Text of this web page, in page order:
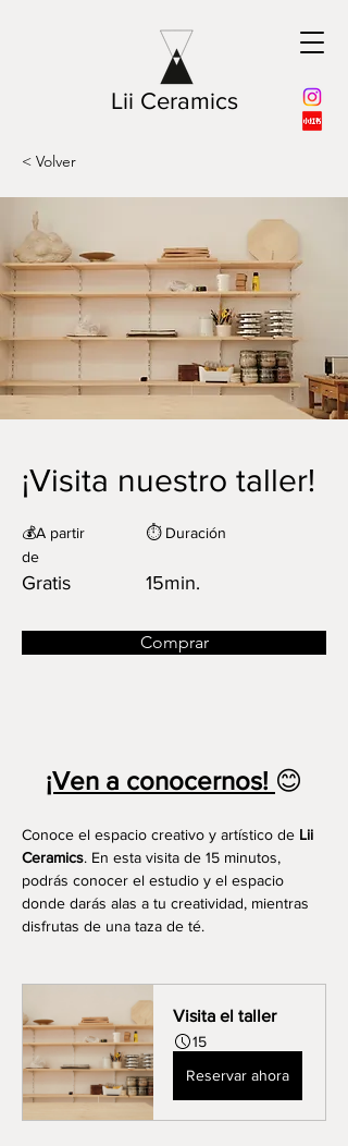
Lii Ceramics
< Volver
¡Visita nuestro taller!
💰A partir
de
Gratis
⏱️ Duración
15min.
Comprar
¡Ven a conocernos! 😊
Conoce el espacio creativo y artístico de Lii
Ceramics. En esta visita de 15 minutos,
podrás conocer el estudio y el espacio
donde darás alas a tu creatividad, mientras
disfrutas de una taza de té.
Visita el taller
15
Reservar ahora